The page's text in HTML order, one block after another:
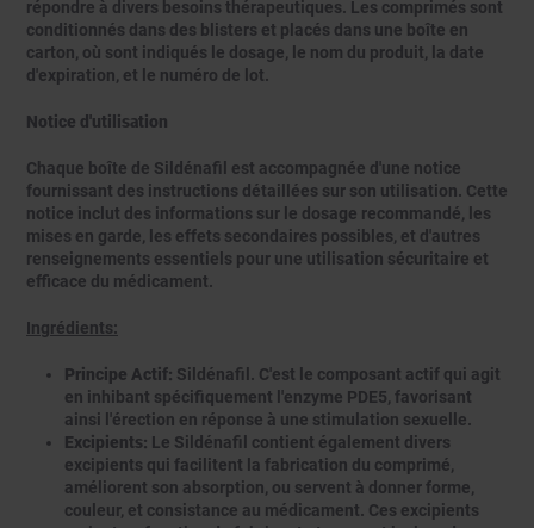
répondre à divers besoins thérapeutiques. Les comprimés sont
conditionnés dans des blisters et placés dans une boîte en
carton, où sont indiqués le dosage, le nom du produit, la date
d'expiration, et le numéro de lot.
Notice d'utilisation
Chaque boîte de Sildénafil est accompagnée d'une notice
fournissant des instructions détaillées sur son utilisation. Cette
notice inclut des informations sur le dosage recommandé, les
mises en garde, les effets secondaires possibles, et d'autres
renseignements essentiels pour une utilisation sécuritaire et
efficace du médicament.
Ingrédients:
Principe Actif: Sildénafil. C'est le composant actif qui agit
en inhibant spécifiquement l'enzyme PDE5, favorisant
ainsi l'érection en réponse à une stimulation sexuelle.
Excipients: Le Sildénafil contient également divers
excipients qui facilitent la fabrication du comprimé,
améliorent son absorption, ou servent à donner forme,
couleur, et consistance au médicament. Ces excipients